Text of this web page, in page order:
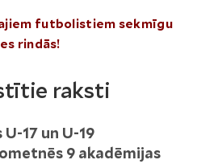
futbolistiem sekmīgu
rindās!
raksti
17 un U-19
9 akadēmijas